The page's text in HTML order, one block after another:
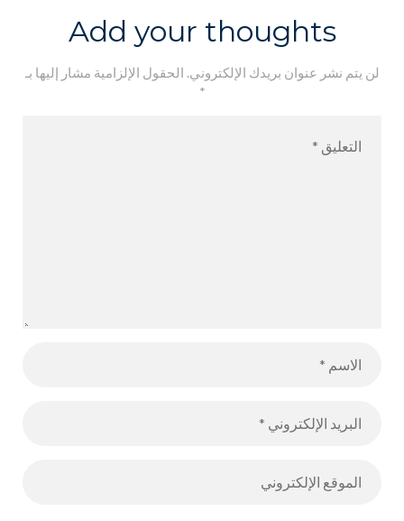
Add your thoughts
لن يتم نشر عنوان بريدك الإلكتروني. الحقول الإلزامية مشار إليها بـ
*